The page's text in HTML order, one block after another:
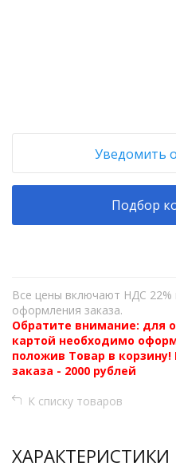
Уведомить
Подбор
Все цены включают НДС 22%
оформления заказа.
Обратите внимание: для
картой необходимо
положив Товар в
заказа - 2000 рублей
К списку товаров